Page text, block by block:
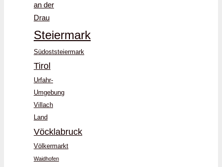
an der
Drau
Steiermark
Südoststeiermark
Tirol
Urfahr-
Umgebung
Villach
Land
Vöcklabruck
Völkermarkt
Waidhofen